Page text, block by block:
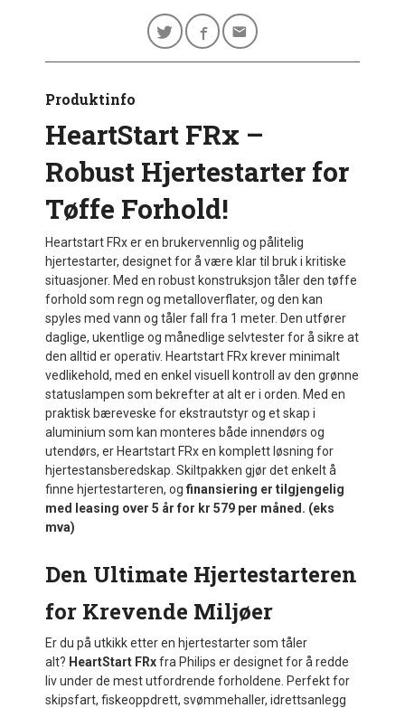
Produktinfo
HeartStart FRx –
Robust Hjertestarter for
Tøffe Forhold!
Heartstart FRx er en brukervennlig og pålitelig
hjertestarter, designet for å være klar til bruk i kritiske
situasjoner. Med en robust konstruksjon tåler den tøffe
forhold som regn og metalloverflater, og den kan
spyles med vann og tåler fall fra 1 meter. Den utfører
daglige, ukentlige og månedlige selvtester for å sikre at
den alltid er operativ. Heartstart FRx krever minimalt
vedlikehold, med en enkel visuell kontroll av den grønne
statuslampen som bekrefter at alt er i orden. Med en
praktisk bæreveske for ekstrautstyr og et skap i
aluminium som kan monteres både innendørs og
utendørs, er Heartstart FRx en komplett løsning for
hjertestansberedskap. Skiltpakken gjør det enkelt å
finne hjertestarteren, ogfinansiering er tilgjengelig
med leasing over 5 år for kr 579 per måned. (eks
mva)
Den Ultimate Hjertestarteren
for Krevende Miljøer
Er du på utkikk etter en hjertestarter som tåler
alt? HeartStart FRxfra Philips er designet for å redde
liv under de mest utfordrende forholdene. Perfekt for
skipsfart, fiskeoppdrett, svømmehaller, idrettsanlegg